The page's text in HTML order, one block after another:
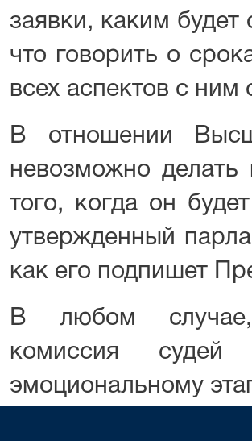
заявки, каким
что говорить о
всех аспектов с
В отношении
невозможно делать
того, когда он
утвержденный
как его подпишет
В любом случае,
комиссия
эмоциональному